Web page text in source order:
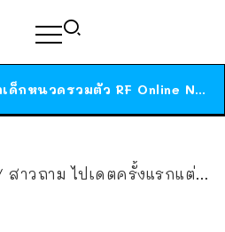
ได้เวลาเด็กหนวดรวมตัว RF Online Next เปิดให้เล่นแล้ว เกม Sci-Fi MMORPG ระดับตำนาน เล่นได้ทั้งมือถือและ PC
สาวถาม ไปเดตครั้งแรกแต่หนุ่มพูดเรื่องหารค่าน้ำมัน/ค่าข้าว ควรไปต่อไหม งานนี้มีเสียงแตก